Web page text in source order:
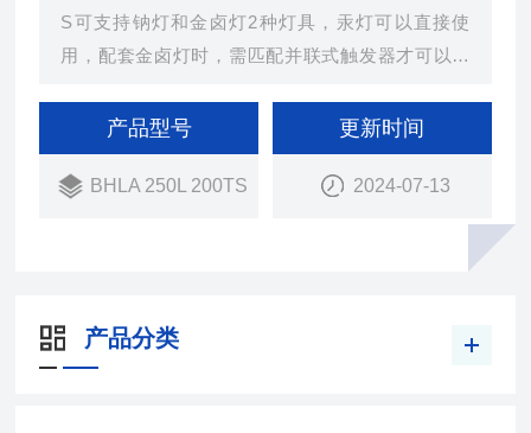
S可支持钠灯和金卤灯2种灯具，汞灯可以直接使
用，配套金卤灯时，需匹配并联式触发器才可以使
器意外烧毁现象。
产品型号
BHLA 250L 200TS
更新时间
2024-07-13
产品分类